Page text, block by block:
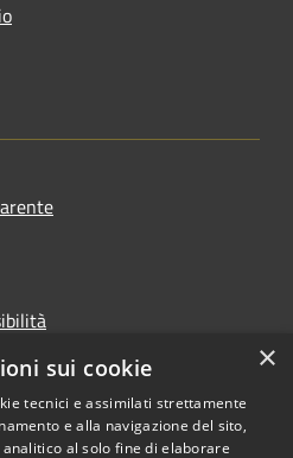
dei servizi
×
sui cookie
tecnici e assimilati strettamente
e alla navigazione del sito,
al solo fine di elaborare